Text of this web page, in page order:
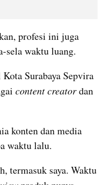
profesi ini juga
sela waktu luang.
Surabaya Sepvira
content creator dan
konten dan media
waktu lalu.
termasuk saya. Waktu